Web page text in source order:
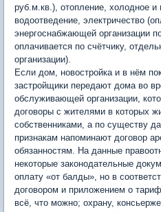
руб.м.кв.), отопление, холодное и
водоотведение, электричество
энергоснабжающей организации
оплачивается по счётчику,
организации).
Если дом, новостройка и в нём
застройщики передают дома во
обслуживающей организации,
договоры с жителями в которых
собственниками, а по существу
признакам напоминают договор
обязанностям. На данные
некоторые законодательные
оплату «от балды», но в
договором и приложением о
всё, что можно; охрану,